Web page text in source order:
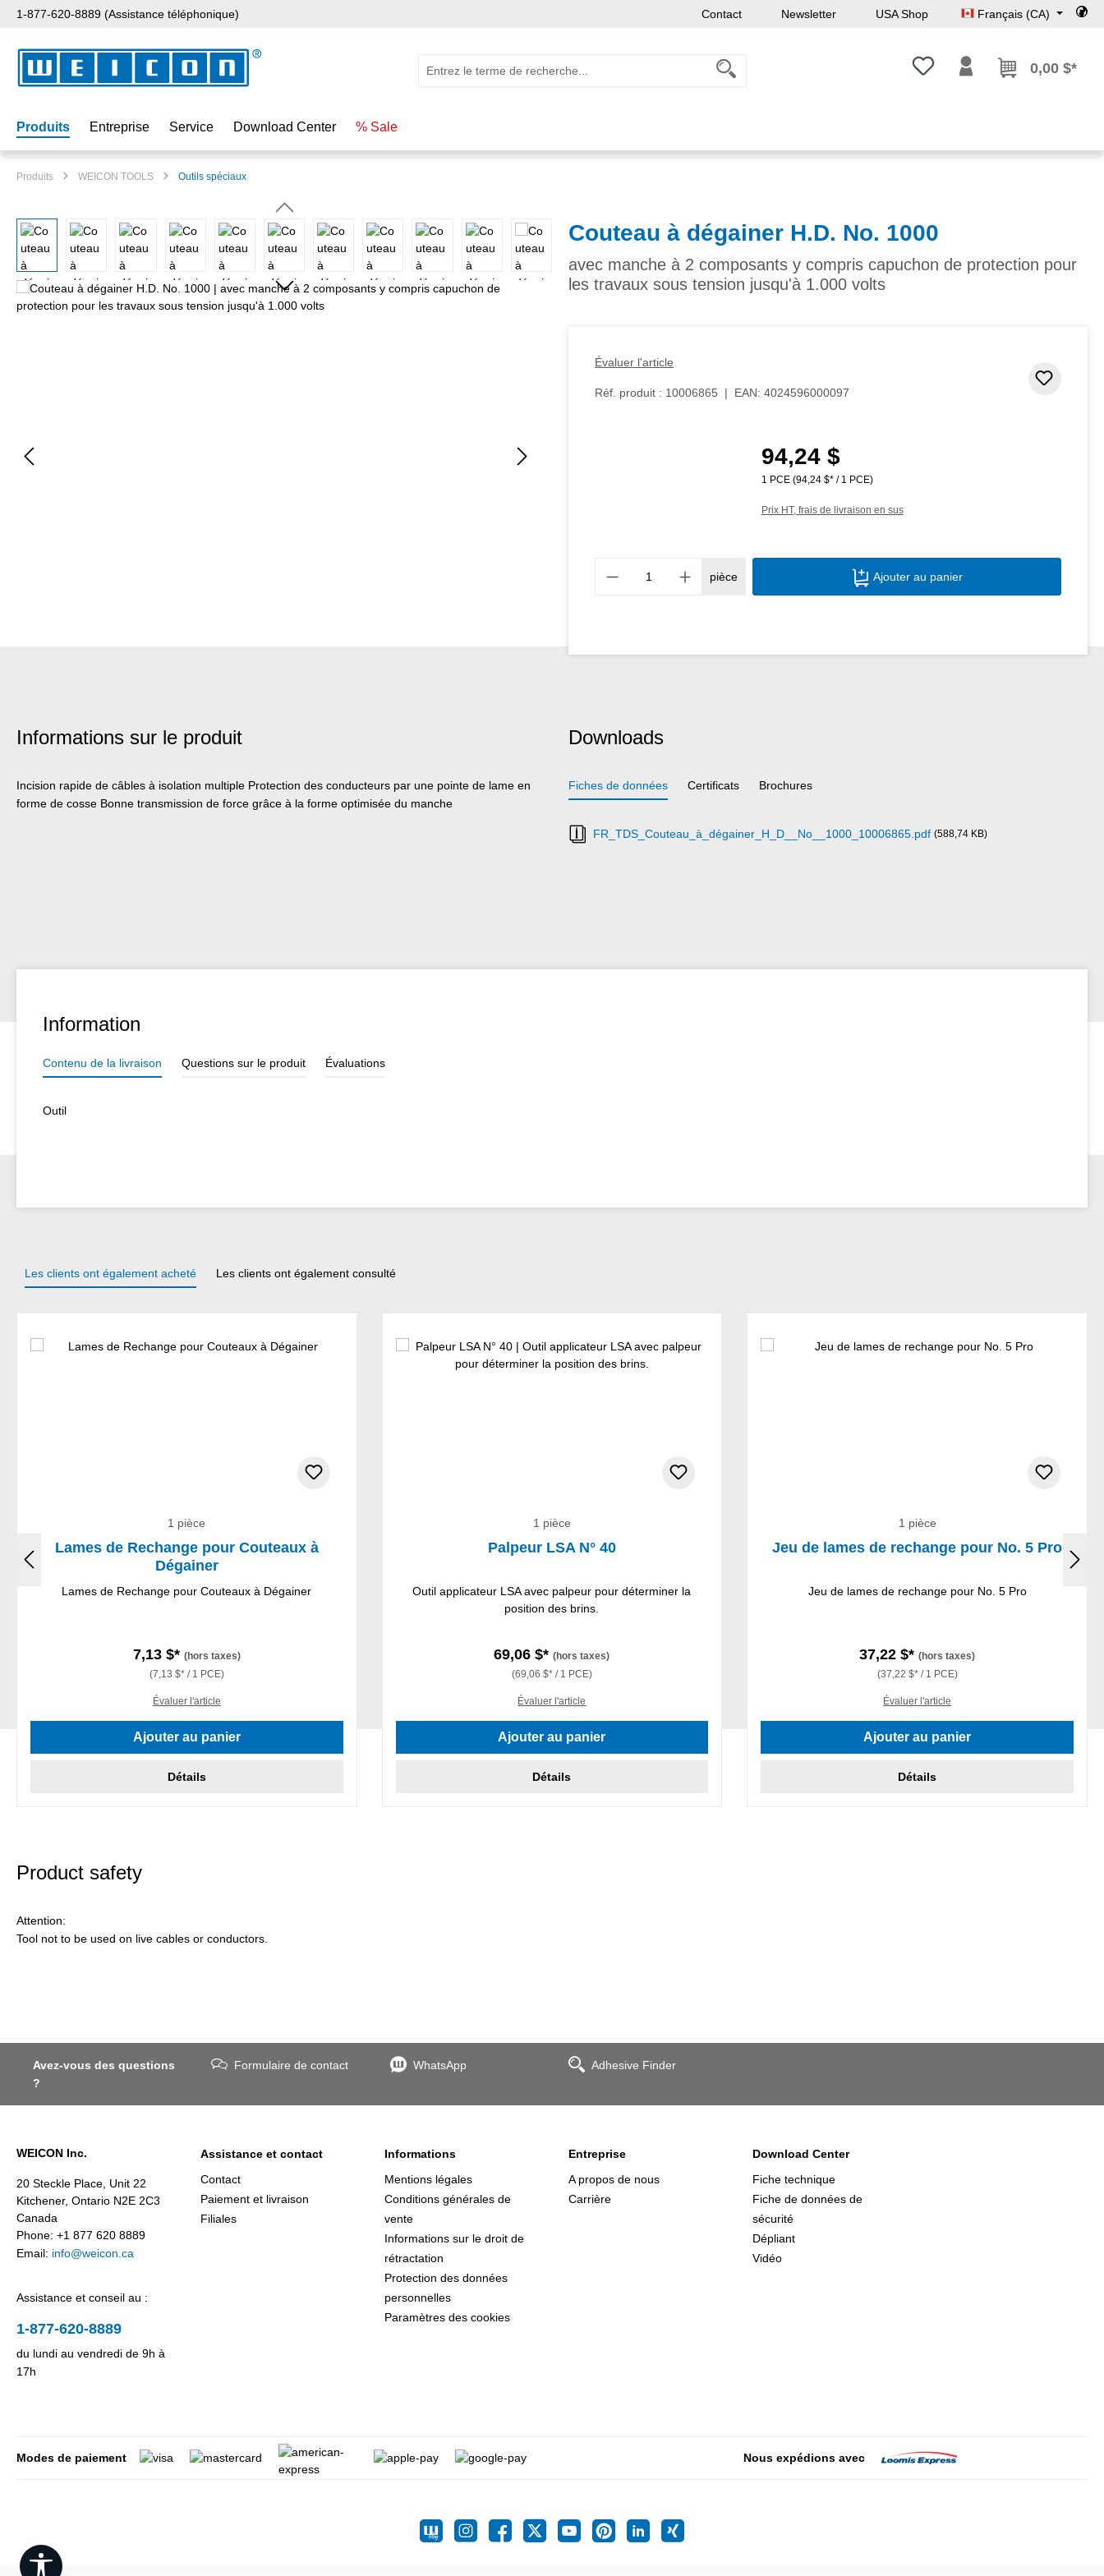
au contenu principal
Passer à la recherche
Passer à la navigation principale
1-877-620-8889 (Assistance téléphonique) Contact Newsletter USA Shop Français (CA)
Vous avez 0 articles dans votre
0,00 $*
Produits Entreprise Service Download Center % Sale
Produits WEICON TOOLS Outils spéciaux
Ignorer la galerie d'images Couteau à dégainer H.D. No. 1000
avec manche à 2 composants y compris capuchon de protection pour
les travaux sous tension jusqu'à 1.000 volts
Évaluer l'article
Réf. produit : 10006865 | EAN: 4024596000097
Prix régulier :
94,24 $
1 PCE (94,24 $* / 1 PCE)
Prix HT, frais de livraison en sus
Quantité de produit : Entrez la quantité
pièce Ajouter au panier
Informations sur le produit
Incision rapide de câbles à isolation multiple Protection des conducteurs par une pointe de lame en
forme de cosse Bonne transmission de force grâce à la forme optimisée du manche
Downloads
Fiches de données Certificats Brochures
FR_TDS_Couteau_à_dégainer_H_D__No__1000_10006865.pdf (588,74 KB)
Information
Contenu de la livraison Questions sur le produit Évaluations
Outil
Les clients ont également acheté Les clients ont également consulté
1 pièce
Lames de Rechange pour Couteaux à
Dégainer
Lames de Rechange pour Couteaux à Dégainer
7,13 $* (hors taxes)
(7,13 $* / 1 PCE)
Évaluer l'article
Ajouter au panier
Détails
1 pièce
Palpeur LSA N° 40
Outil applicateur LSA avec palpeur pour déterminer la
position des brins.
69,06 $*(hors taxes)
(69,06 $* / 1 PCE)
Évaluer l'article
Ajouter au panier
Détails
1 pièce
Jeu de lames de rechange pour No. 5 Pro
Jeu de lames de rechange pour No. 5 Pro
37,22 $*(hors taxes)
(37,22 $* / 1 PCE)
Évaluer l'article
Ajouter au panier
Détails
Product safety
Attention:
Tool not to be used on live cables or conductors.
Avez-vous des questions
?
Formulaire de contact WhatsApp Adhesive Finder
WEICON Inc.
20 Steckle Place, Unit 22
Kitchener, Ontario N2E 2C3
Canada
Phone: +1 877 620 8889
Email: info@weicon.ca
Assistance et conseil au :
1-877-620-8889
du lundi au vendredi de 9h à
17h
Assistance et contact
Contact
Paiement et livraison
Filiales
Informations
Mentions légales
Conditions générales de
vente
Informations sur le droit de
rétractation
Protection des données
personnelles
Paramètres des cookies
Entreprise
A propos de nous
Carrière
Download Center
Fiche technique
Fiche de données de
sécurité
Dépliant
Vidéo
Modes de paiement Nous expédions avec
Show toolbar